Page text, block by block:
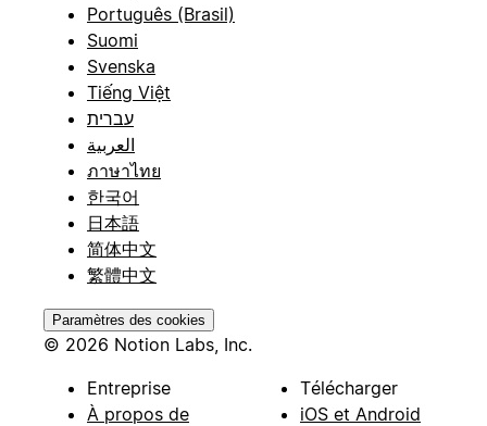
Português (Brasil)
Suomi
Svenska
Tiếng Việt
עברית
العربية
ภาษาไทย
한국어
日本語
简体中文
繁體中文
Paramètres des cookies
© 2026 Notion Labs, Inc.
Entreprise
À propos de
Télécharger
iOS et Android